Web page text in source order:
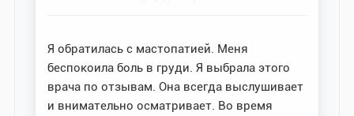
Я обратилась с мастопатией. Меня
беспокоила боль в груди. Я выбрала этого
врача по отзывам. Она всегда выслушивает
и внимательно осматривает. Во время